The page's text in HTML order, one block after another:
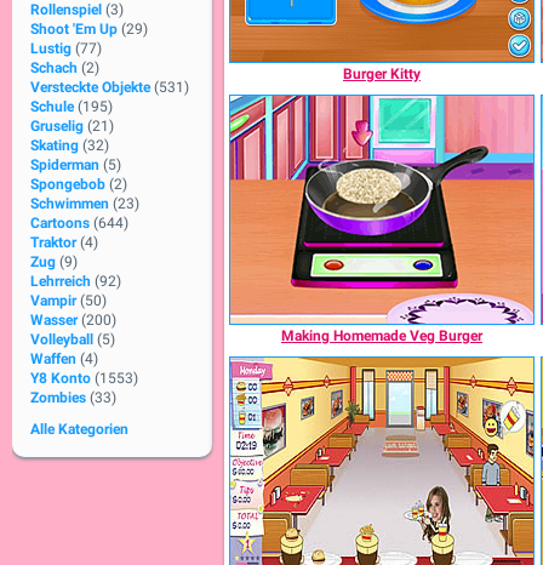
Rollenspiel (3)
Shoot 'Em Up (29)
Lustig (77)
Schach (2)
Versteckte Objekte (531)
Schule (195)
Gruselig (21)
Skating (32)
Spiderman (5)
Spongebob (2)
Schwimmen (23)
Cartoons (644)
Traktor (4)
Zug (9)
Lehrreich (92)
Vampir (50)
Wasser (200)
Volleyball
(5)
Waffen (4)
Y8 Konto (1553)
Zombies (33)
Alle Kategorien
Burger Kitty
Making Homemade Veg Burger